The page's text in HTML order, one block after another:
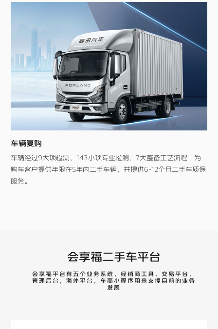
车辆复购
车辆经过9大项检测、143小项专业检测，7大整备工艺流程，为
购车客户提供年限在5年内二手车辆，并提供6-12个月二手车质保
服务。
会享福二手车平台
会享福平台有五个业务系统，经销商工具，交易平台，
管理后台，海外平台，车商小程序用来支撑目前的业务
发展